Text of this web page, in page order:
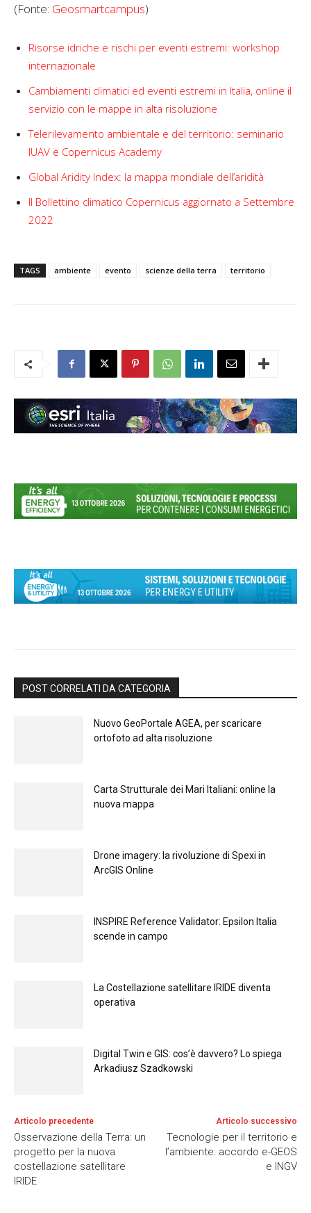
(Fonte: Geosmartcampus)
Risorse idriche e rischi per eventi estremi: workshop
internazionale
Cambiamenti climatici ed eventi estremi in Italia, online il
servizio con le mappe in alta risoluzione
Telerilevamento ambientale e del territorio: seminario
IUAV e Copernicus Academy
Global Aridity Index: la mappa mondiale dell’aridità
Il Bollettino climatico Copernicus aggiornato a Settembre
2022
TAGS ambiente evento scienze della terra territorio
POST CORRELATI DA CATEGORIA
Nuovo GeoPortale AGEA, per scaricare
ortofoto ad alta risoluzione
Carta Strutturale dei Mari Italiani: online la
nuova mappa
Drone imagery: la rivoluzione di Spexi in
ArcGIS Online
INSPIRE Reference Validator: Epsilon Italia
scende in campo
La Costellazione satellitare IRIDE diventa
operativa
Digital Twin e GIS: cos’è davvero? Lo spiega
Arkadiusz Szadkowski
Articolo precedente
Osservazione della Terra: un
progetto per la nuova
costellazione satellitare
IRIDE
Articolo successivo
Tecnologie per il territorio e
l’ambiente: accordo e-GEOS
e INGV